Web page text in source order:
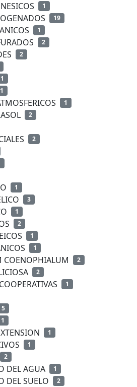
1
19
1
2
2
1
1
1
2
2
1
3
1
2
1
1
COENOPHIALUM 2
2
1
5
1
1
1
2
DEL AGUA 1
DEL SUELO 2